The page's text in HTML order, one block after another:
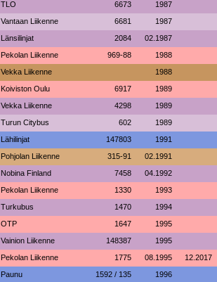
TLO 6673 1987
Vantaan Liikenne 6681 1987
Länsilinjat 2084 02.1987
Pekolan Liikenne 969-88 1988
Vekka Liikenne 1988
Koiviston Oulu 6917 1989
Vekka Liikenne 4298 1989
Turun Citybus 602 1989
Lähilinjat 147803 1991
Pohjolan Liikenne 315-91 02.1991
Nobina Finland 7458 04.1992
Pekolan Liikenne 1330 1993
Turkubus 1470 1994
OTP 1647 1995
Vainion Liikenne 148387 1995
Pekolan Liikenne 1775 08.1995 12.2017
Paunu 1592 / 135 1996